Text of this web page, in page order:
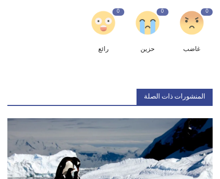
0
غاضب
0
حزين
0
رائع
المنشورات ذات الصلة